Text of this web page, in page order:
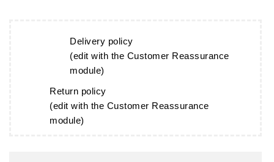
Delivery policy
(edit with the Customer Reassurance
module)
Return policy
(edit with the Customer Reassurance
module)